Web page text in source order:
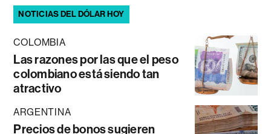
NOTICIAS DEL DÓLAR HOY
COLOMBIA
Las razones por las que el peso
colombiano está siendo tan
atractivo
ARGENTINA
Precios de bonos sugieren